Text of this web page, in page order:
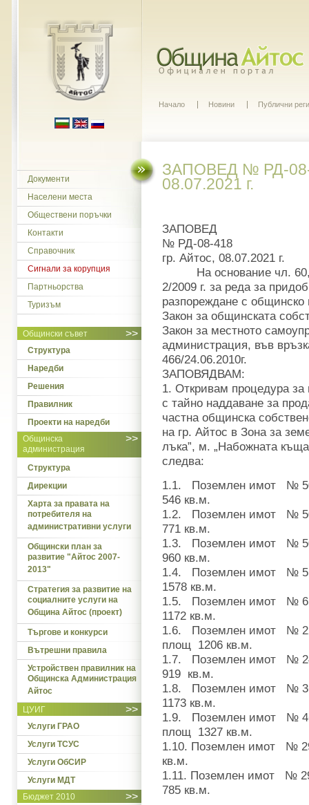
Документи
Населени места
Обществени поръчки
Контакти
Справочник
Сигнали за корупция
Партньорства
Туризъм
>>
Общински съвет
Структура
Наредби
Решения
Правилник
Проекти на наредби
>>
Общинска
администрация
Структура
Дирекции
Харта за правата на
потребителя на
административни услуги
Общински план за
развитие "Айтос 2007-
2013"
Стратегия за развитие на
социалните услуги на
Община Айтос (проект)
Търгове и конкурси
Вътрешни правила
Устройствен правилник на
Общинска Администрация
Айтос
>>
ЦУИГ
Услуги ГРАО
Услуги ТСУС
Услуги ОбСИР
Услуги МДТ
>>
Бюджет 2010
Начало Новини Публични
ЗАПОВЕД № РД-08-
08.07.2021 г.
ЗАПОВЕД
№ РД-08-418
гр. Айтос, 08.07.2021 г.
На основание чл. 60,
2/2009 г. за реда за
разпореждане с
Закон за общинската
Закон за местното
администрация, във
466/24.06.2010г.
ЗАПОВЯДВАМ:
1. Откривам процедура за
с тайно наддаване за
частна общинска
на гр. Айтос в Зона за
лъка”, м. „Набожната
следва:
1.1. Поземлен имот №
546 кв.м.
1.2. Поземлен имот №
771 кв.м.
1.3. Поземлен имот №
960 кв.м.
1.4. Поземлен имот №
1578 кв.м.
1.5. Поземлен имот №
1172 кв.м.
1.6. Поземлен имот №
площ 1206 кв.м.
1.7. Поземлен имот №
919 кв.м.
1.8. Поземлен имот №
1173 кв.м.
1.9. Поземлен имот №
площ 1327 кв.м.
1.10. Поземлен имот №
кв.м.
1.11. Поземлен имот №
785 кв.м.